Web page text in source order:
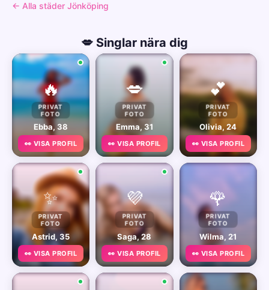
← Alla städer Jönköping
💋 Singlar nära dig
🔥
PRIVAT
FOTO
Ebba, 38
👀 VISA PROFIL
💋
PRIVAT
FOTO
Emma, 31
👀 VISA PROFIL
💕
PRIVAT
FOTO
Olivia, 24
👀 VISA PROFIL
✨
PRIVAT
FOTO
Astrid, 35
👀 VISA PROFIL
💜
PRIVAT
FOTO
Saga, 28
👀 VISA PROFIL
🌹
PRIVAT
FOTO
Wilma, 21
👀 VISA PROFIL